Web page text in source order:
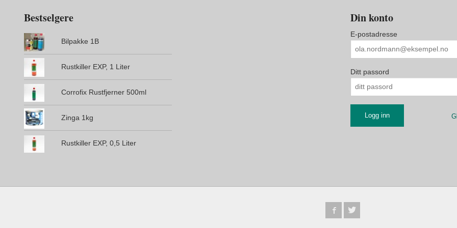
Bestselgere
Bilpakke 1B
Rustkiller EXP, 1 Liter
Corrofix Rustfjerner 500ml
Zinga 1kg
Rustkiller EXP, 0,5 Liter
Din konto
E-postadresse
Ditt passord